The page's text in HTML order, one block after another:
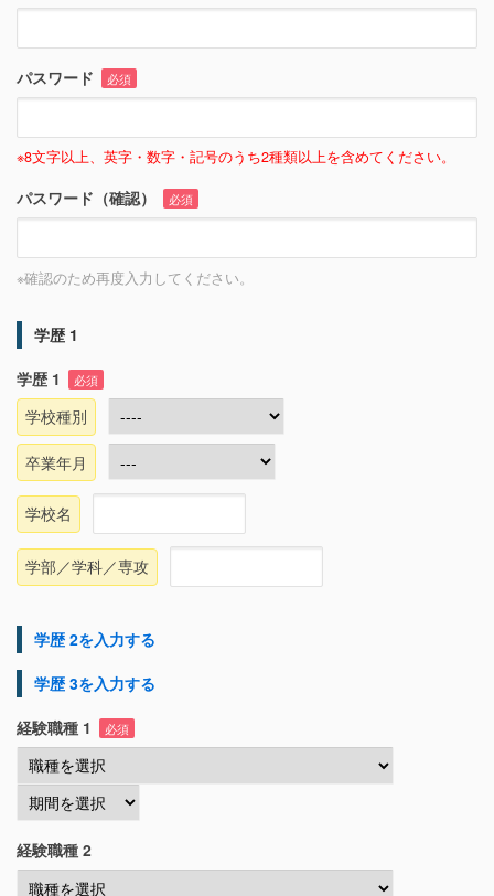
パスワード 必須
※8文字以上、英字・数字・記号のうち2種類以上を含めてください。
パスワード（確認） 必須
※確認のため再度入力してください。
学歴 1
学歴 1
必須
学校種別
卒業年月
学校名
学部／学科／専攻
学歴 2を入力する
学歴 3を入力する
経験職種 1
必須
経験職種 2